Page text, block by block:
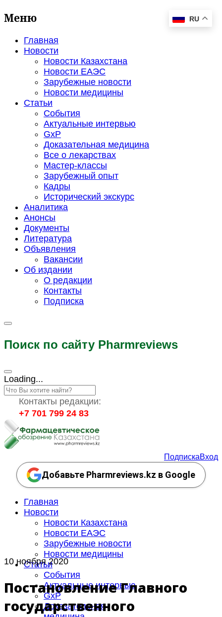
Меню
Главная
Новости
Новости Казахстана
Новости ЕАЭС
Зарубежные новости
Новости медицины
Статьи
События
Актуальные интервью
GxP
Доказательная медицина
Все о лекарствах
Мастер-классы
Зарубежный опыт
Кадры
Исторический экскурс
Аналитика
Анонсы
Документы
Литература
Объявления
Вакансии
Об издании
О редакции
Контакты
Подписка
Поиск по сайту Pharmreviews
Loading...
Контакты редакции:
+7 701 799 24 83
RU
ПодпискаВход
Добавьте Pharmreviews.kz в Google
Главная
Новости
Новости Казахстана
Новости ЕАЭС
Зарубежные новости
Новости медицины
Статьи
События
Актуальные интервью
GxP
Доказательная
10 ноября 2020
Постановление Главного
государственного